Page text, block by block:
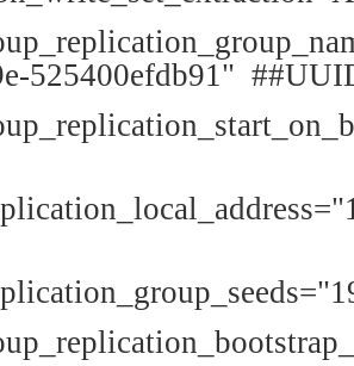
525400efdb91"